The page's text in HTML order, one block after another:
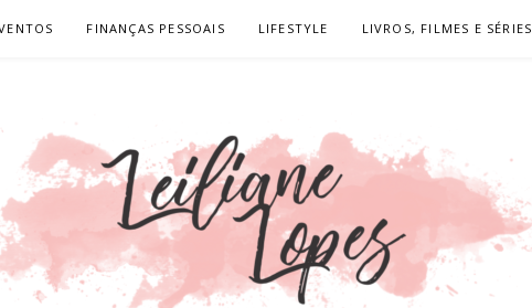
FINANÇAS PESSOAIS LIFESTYLE LIVROS, FILMES E SÉRIES